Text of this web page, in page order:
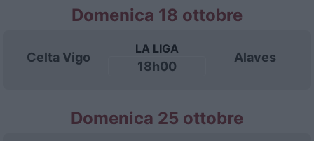
Domenica 18 ottobre
Celta Vigo
LA LIGA
18h00
Alaves
Domenica 25 ottobre